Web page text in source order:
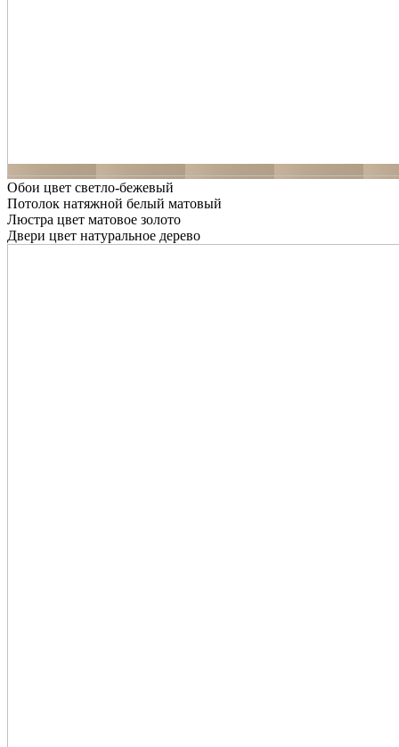
Обои цвет светло-бежевый
Потолок натяжной белый матовый
Люстра цвет матовое золото
Двери цвет натуральное дерево